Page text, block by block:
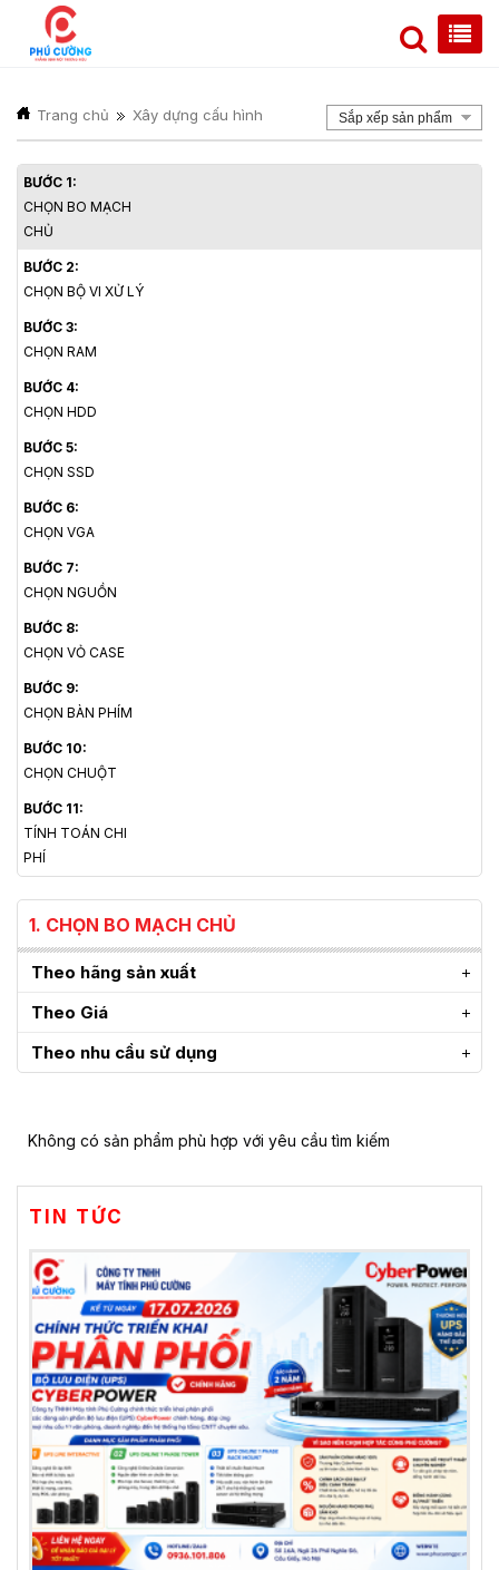
Trang chủ Xây dựng cấu hình Sắp xếp sản phẩm
BƯỚC 1:
CHỌN BO MẠCH
CHỦ
BƯỚC 2:
CHỌN BỘ VI XỬ LÝ
BƯỚC 3:
CHỌN RAM
BƯỚC 4:
CHỌN HDD
BƯỚC 5:
CHỌN SSD
BƯỚC 6:
CHỌN VGA
BƯỚC 7:
CHỌN NGUỒN
BƯỚC 8:
CHỌN VỎ CASE
BƯỚC 9:
CHỌN BÀN PHÍM
BƯỚC 10:
CHỌN CHUỘT
BƯỚC 11:
TÍNH TOÁN CHI
PHÍ
1. CHỌN BO MẠCH CHỦ
Theo hãng sản xuất
Theo Giá
Theo nhu cầu sử dụng
Không có sản phẩm phù hợp với yêu cầu tìm kiếm
TIN TỨC